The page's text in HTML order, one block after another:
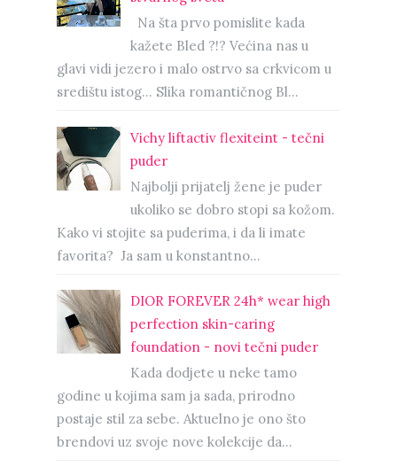
Na šta prvo pomislite kada
kažete Bled ?!? Većina nas u
glavi vidi jezero i malo ostrvo sa crkvicom u
središtu istog… Slika romantičnog Bl...
Vichy liftactiv flexiteint - tečni
puder
Najbolji prijatelj žene je puder
ukoliko se dobro stopi sa kožom.
Kako vi stojite sa puderima, i da li imate
favorita? Ja sam u konstantno...
DIOR FOREVER 24h* wear high
perfection skin-caring
foundation - novi tečni puder
Kada dodjete u neke tamo
godine u kojima sam ja sada, prirodno
postaje stil za sebe. Aktuelno je ono što
brendovi uz svoje nove kolekcije da...